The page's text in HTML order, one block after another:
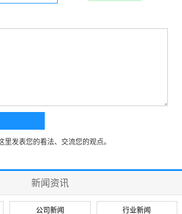
发表您的看法、交流您的观点。
新闻资讯
公司新闻 行业新闻